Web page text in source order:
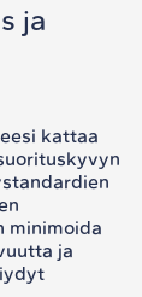
ja
kattaa
minimoida
ja